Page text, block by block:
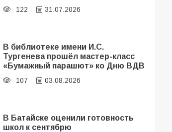
122 31.07.2026
В библиотеке имени И.С.
Тургенева прошёл мастер-класс
«Бумажный парашют» ко Дню ВДВ
107 03.08.2026
В Батайске оценили готовность
школ к сентябрю